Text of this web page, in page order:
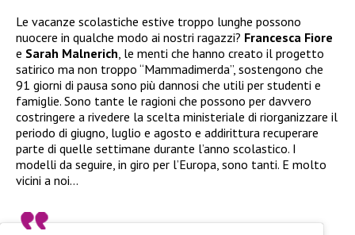
Le vacanze scolastiche estive troppo lunghe possono
nuocere in qualche modo ai nostri ragazzi? Francesca Fiore
e Sarah Malnerich, le menti che hanno creato il progetto
satirico ma non troppo “Mammadimerda”, sostengono che
91 giorni di pausa sono più dannosi che utili per studenti e
famiglie. Sono tante le ragioni che possono per davvero
costringere a rivedere la scelta ministeriale di riorganizzare il
periodo di giugno, luglio e agosto e addirittura recuperare
parte di quelle settimane durante l’anno scolastico. I
modelli da seguire, in giro per l’Europa, sono tanti. E molto
vicini a noi…